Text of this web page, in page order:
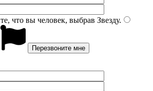
что вы человек, выбрав Звезду.